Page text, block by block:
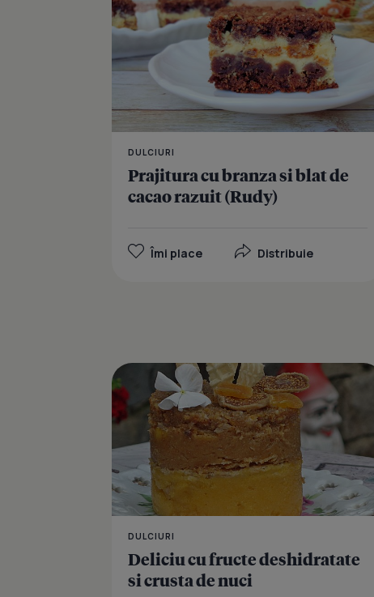
DULCIURI
Prajitura cu branza si blat de
cacao razuit (Rudy)
Îmi place Distribuie
DULCIURI
Deliciu cu fructe deshidratate
si crusta de nuci